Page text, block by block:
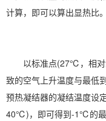
计算，即可以算出显热比。
以标准点(27℃，相对
致的空气上升温度与最低
预热凝结器的凝结温度设
40℃)，即可得到-1℃的最